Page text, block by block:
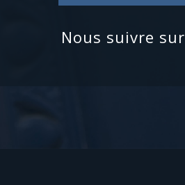
Nous suivre sur